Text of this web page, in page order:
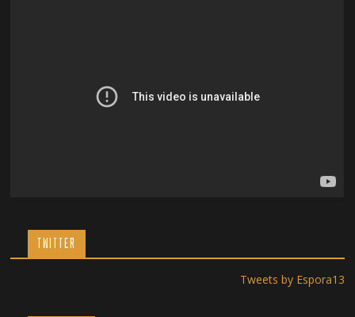
TWITTER
Tweets by Espora13